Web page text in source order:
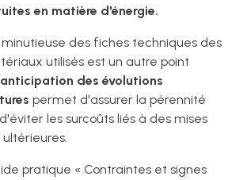
en matière d'énergie.
des fiches techniques des
utilisés est un autre point
des évolutions
permet d'assurer la pérennité
les surcoûts liés à des mises
pratique « Contraintes et signes